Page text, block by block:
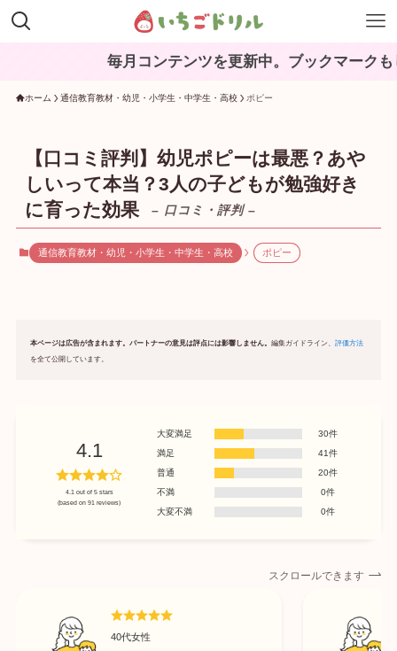
テンツを更新中。ブックマークもしくは『いちごドリル
ホーム 通信教育教材・幼児・小学生・中学生・高校 ポピー
【口コミ評判】幼児ポピーは最悪？あや
しいって本当？3人の子どもが勉強好き
に育った効果
– 口コミ・評判 –
通信教育教材・幼児・小学生・中学生・高校 ポピー
本ページは広告が含まれます。パートナーの意見は評点には影響しません。 編集ガイドライン、 評価方法
を全て公開しています。
4.1
4.1 out of 5 stars
(based on 91 reviews)
大変満足
30件
満足
41件
普通
20件
不満
0件
大変不満
0件
スクロールできます
40代女性